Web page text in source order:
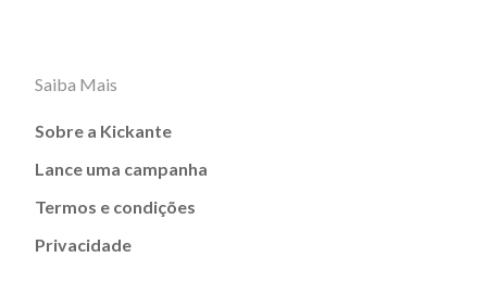
Saiba Mais
Sobre a Kickante
Lance uma campanha
Termos e condições
Privacidade